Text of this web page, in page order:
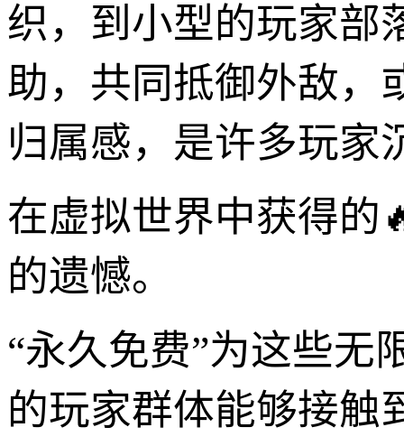
织，到小型的玩家部
助，共同抵御外敌，
归属感，是许多玩家
在虚拟世界中获得的
的遗憾。
“永久免费”为这些无
的玩家群体能够接触